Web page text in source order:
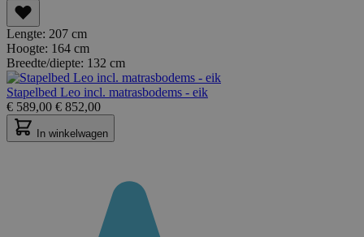
Lengte: 207 cm
Hoogte: 164 cm
Breedte/diepte: 132 cm
Stapelbed Leo incl. matrasbodems - eik
€ 589,00 € 852,00
In winkelwagen